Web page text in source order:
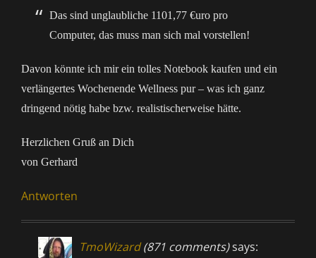
Das sind unglaubliche 1101,77 €uro pro
Computer, das muss man sich mal vorstellen!
Davon könnte ich mir ein tolles Notebook kaufen und ein
verlängertes Wochenende Wellness pur – was ich ganz
dringend nötig habe bzw. realistischerweise hätte.
Herzlichen Gruß an Dich
von Gerhard
Antworten
TmoWizard(871 comments)says: